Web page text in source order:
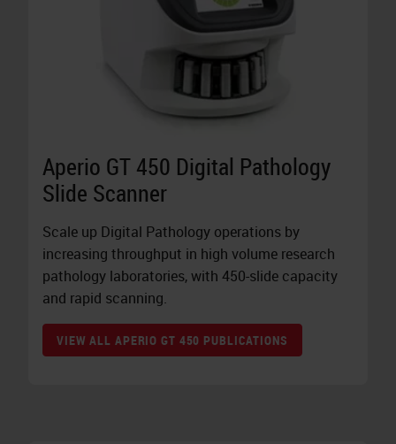
Aperio GT 450 Digital Pathology
Slide Scanner
Scale up Digital Pathology operations by
increasing throughput in high volume research
pathology laboratories, with 450-slide capacity
and rapid scanning.
VIEW ALL APERIO GT 450 PUBLICATIONS